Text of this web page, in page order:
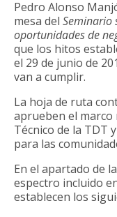
Pedro Alonso
mesa del Seminario
oportunidades de
que los hitos
el 29 de junio de
van a cumplir.
La hoja de ruta
aprueben el
Técnico de la TDT
para las
En el apartado de
espectro incluido
establecen los